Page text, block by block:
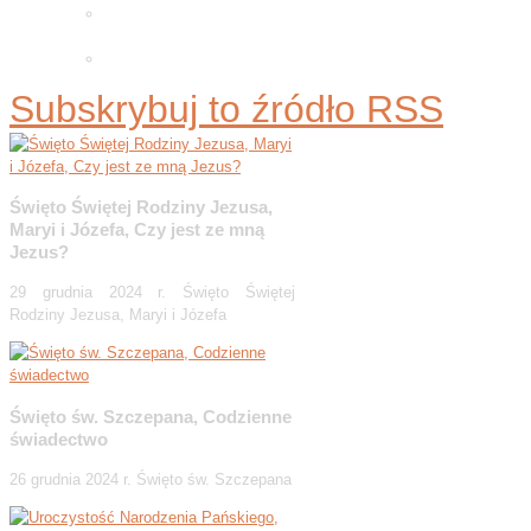
Subskrybuj to źródło RSS
Święto Świętej Rodziny Jezusa,
Maryi i Józefa, Czy jest ze mną
Jezus?
29 grudnia 2024 r. Święto Świętej
Rodziny Jezusa, Maryi i Józefa
Święto św. Szczepana, Codzienne
świadectwo
26 grudnia 2024 r. Święto św. Szczepana